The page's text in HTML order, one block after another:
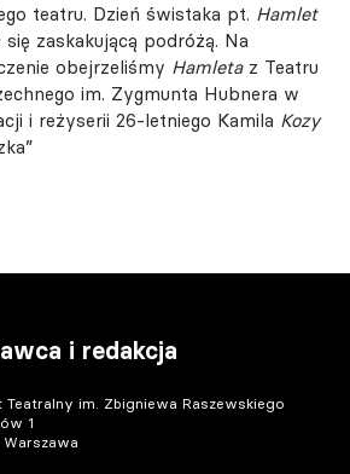
teatru. Dzień świstaka pt. Hamlet
się zaskakującą podróżą. Na
obejrzeliśmy Hamletaz Teatru
im. Zygmunta Hubnera w
i reżyserii 26-letniego Kamila Kozy
i redakcja
im. Zbigniewa Raszewskiego
1